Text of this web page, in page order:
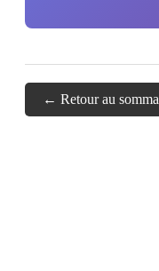
← Retour au